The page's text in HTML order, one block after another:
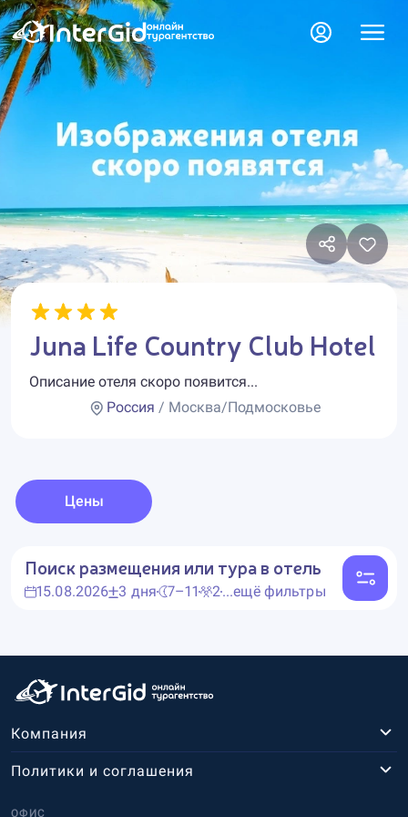
Juna Life Country Club Hotel
Описание отеля скоро появится...
Россия / Москва/Подмосковье
Цены
Поиск размещения или тура в отель
15.08.2026 3 дня 7–11 2...ещё фильтры
Компания
ОФИС
Политики и соглашения